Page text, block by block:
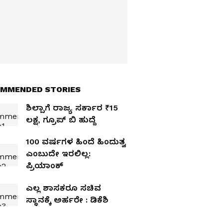
STORIES
ಶಿಲ್ಪಾಗೆ ರಾಜ್ಯ ಸರ್ಕಾರ ₹15
ಲಕ್ಷ, ಗ್ರೂಪ್‌ ಬಿ ಹುದ್ದೆ
100 ವರ್ಷಗಳ ಹಿಂದೆ ಹಿಂದುತ್ವ
ಎಂಬುದೇ ಇರಲಿಲ್ಲ:
ಪ್ರಿಯಾಂಕ್‌
ಎಲ್ಲ ಶಾಸಕರೂ ಸಚಿವ
ಸ್ಥಾನಕ್ಕೆ ಅರ್ಹರೇ : ಡಿಕೆಶಿ